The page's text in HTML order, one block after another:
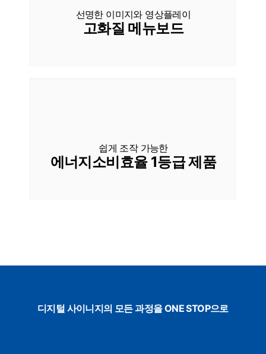
선명한 이미지와 영상플레이
고화질 메뉴보드
쉽게 조작 가능한
에너지소비효율 1등급 제품
디지털 사이니지의 모든 과정을 ONE STOP으로